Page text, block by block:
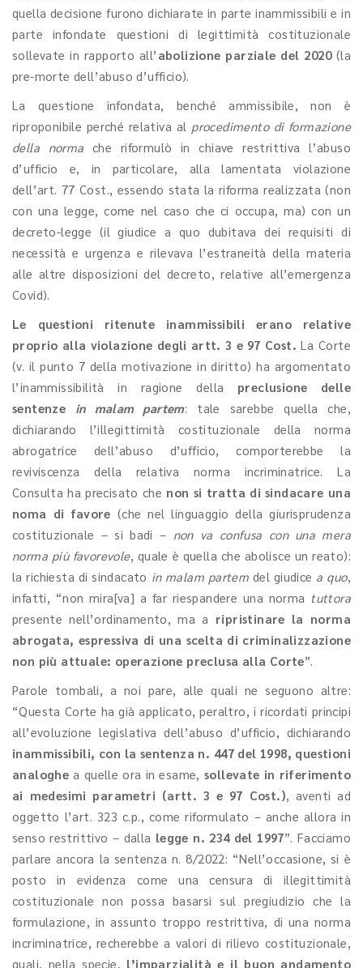
quella decisione furono dichiarate in parte inammissibili e in
parte infondate questioni di legittimità costituzionale
sollevate in rapporto all’ abolizione parziale del 2020 (la
pre-morte dell’abuso d’ufficio).
La questione infondata, benché ammissibile, non è
riproponibile perché relativa al procedimento di formazione
della norma che riformulò in chiave restrittiva l’abuso
d’ufficio e, in particolare, alla lamentata violazione
dell’art. 77 Cost., essendo stata la riforma realizzata (non
con una legge, come nel caso che ci occupa, ma) con un
decreto-legge (il giudice a quo dubitava dei requisiti di
necessità e urgenza e rilevava l’estraneità della materia
alle altre disposizioni del decreto, relative all’emergenza
Covid).
Le questioni ritenute inammissibili erano relative
proprio alla violazione degli artt. 3 e 97 Cost. La Corte
(v. il punto 7 della motivazione in diritto) ha argomentato
l’inammissibilità in ragione della preclusione delle
sentenze in malam partem: tale sarebbe
quella che,
dichiarando l’illegittimità costituzionale della norma
abrogatrice dell’abuso d’ufficio, comporterebbe la
reviviscenza della relativa norma incriminatrice. La
Consulta ha precisato che non si tratta di sindacare una
noma di favore (che nel linguaggio della giurisprudenza
costituzionale – si badi – non va confusa con una mera
norma più favorevole, quale è quella che abolisce un reato):
la richiesta di sindacato in malam partem del giudice a quo,
infatti, “non mira[va] a far riespandere una norma tuttora
presente nell’ordinamento, ma a ripristinare la norma
abrogata, espressiva di una scelta di criminalizzazione
non più attuale: operazione preclusa alla Corte”.
Parole tombali, a noi pare, alle quali ne seguono altre:
“Questa Corte ha già applicato, peraltro, i ricordati principi
all’evoluzione legislativa dell’abuso d’ufficio, dichiarando
inammissibili, con la sentenza n. 447 del 1998, questioni
analoghe a quelle ora in esame, sollevate in riferimento
ai medesimi parametri (artt. 3 e 97 Cost.), aventi ad
oggetto l’art. 323 c.p., come riformulato – anche allora in
senso restrittivo – dalla legge n. 234 del 1997”. Facciamo
parlare ancora la sentenza n. 8/2022: “Nell’occasione, si è
posto in evidenza come una censura di illegittimità
costituzionale non possa basarsi sul pregiudizio che la
formulazione, in assunto troppo restrittiva, di una norma
incriminatrice, recherebbe a valori di rilievo costituzionale,
quali, nella specie, l’imparzialità e il buon andamento